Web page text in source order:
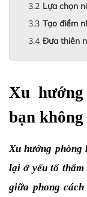
Lựa chọn
Tạo điểm
Đưa thiên
Xu
bạn
Xu hướng phòng
lại ở yếu tố thẩm
giữa phong